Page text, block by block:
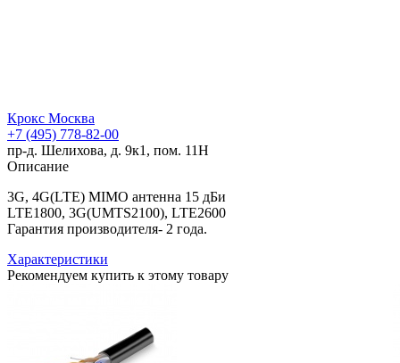
Крокс Москва
+7 (495) 778-82-00
пр-д. Шелихова, д. 9к1, пом. 11Н
Описание
3G, 4G(LTE) MIMO антенна 15 дБи
LTE1800, 3G(UMTS2100), LTE2600
Гарантия производителя- 2 года.
Характеристики
Рекомендуем купить к этому товару